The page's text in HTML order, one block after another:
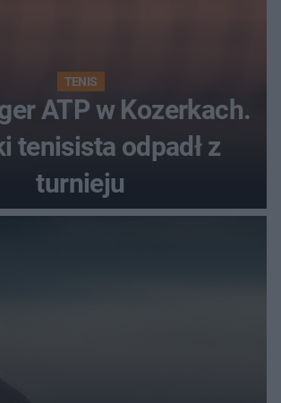
TENIS
ATP w Kozerkach.
tenisista odpadł z
turnieju